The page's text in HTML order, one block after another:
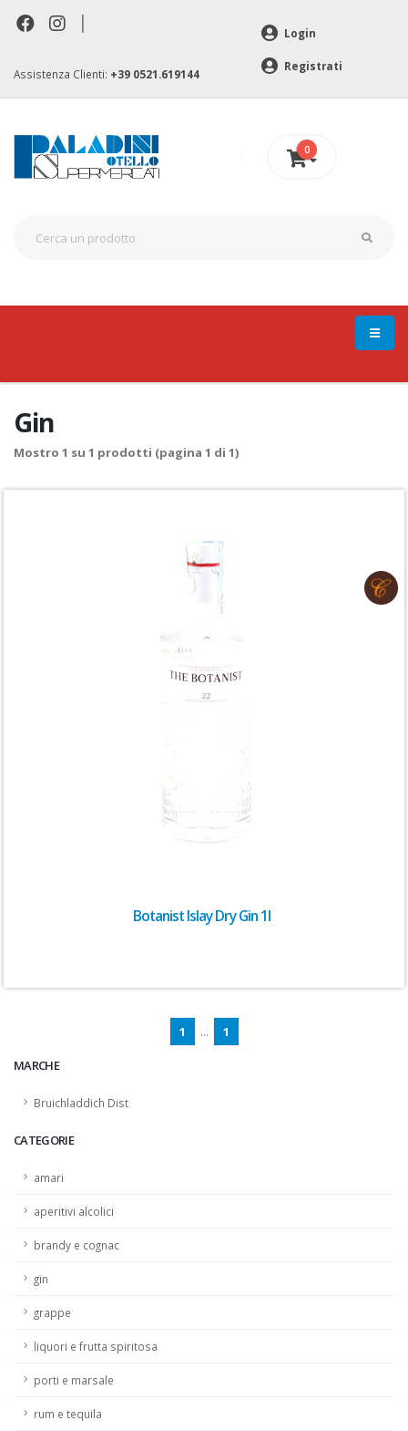
|
Assistenza Clienti: +39 0521.619144
Login
Registrati
0
MARCHE
Bruichladdich Dist
CATEGORIE
amari
aperitivi alcolici
brandy e cognac
gin
grappe
liquori e frutta spiritosa
porti e marsale
rum e tequila
Gin
Mostro 1 su 1 prodotti (pagina 1 di 1)
Botanist Islay Dry Gin 1l
1 ... 1